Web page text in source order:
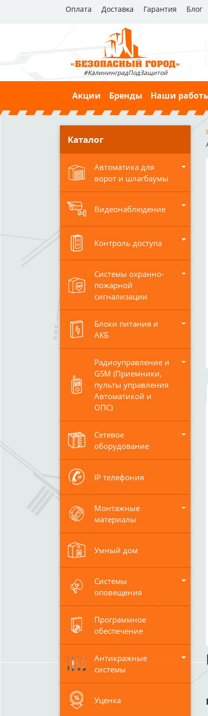
Оплата Доставка Гарантия Блог
#КалининградПодЗащитой
Акции Бренды Наши
Каталог
Автоматика для
ворот и шлагбаумы
Видеонаблюдение
Контроль доступа
Системы охранно-
пожарной
сигнализации
Блоки питания и
АКБ
Радиоуправление и
GSM (Приемники,
пульты управления
Автоматикой и
ОПС)
Сетевое
оборудование
IP телефония
Монтажные
материалы
Умный дом
Системы
оповещения
Программное
обеспечение
Антикражные
системы
Уценка